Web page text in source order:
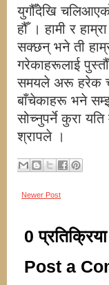
युगौँदेखि
हौँ । हामी र
सक्छन् भने ती
गरेकाहरूलाई
समयले अरू हरेक
बाँचेकाहरू भने
सोच्नुपर्ने कुरा
श्रापले ।
Newer Post
0
Post a